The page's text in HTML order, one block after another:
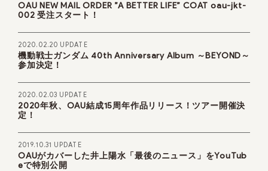
OAU NEW MAIL ORDER ”A BETTER LIFE” COAT oau-jkt-
002 受注スタート！
2020.02.20 UPDATE
機動戦士ガンダム 40th Anniversary Album ～BEYOND～
参加決定！
2020.02.03 UPDATE
2020年秋、OAU結成15周年作品リリース！ツアー開催決
定！
2019.10.31 UPDATE
OAUがカバーした井上陽水「最後のニュース」をYouTub
eで特別公開